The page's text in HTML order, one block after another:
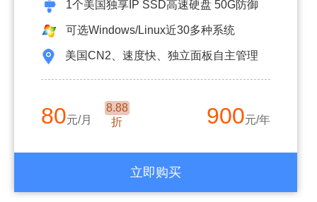
1个美国独享IP SSD高速硬盘 50G防御
可选Windows/Linux近30多种系统
美国CN2、速度快、独立面板自主管理
8.88
折
80元/月 900元/年
立即购买